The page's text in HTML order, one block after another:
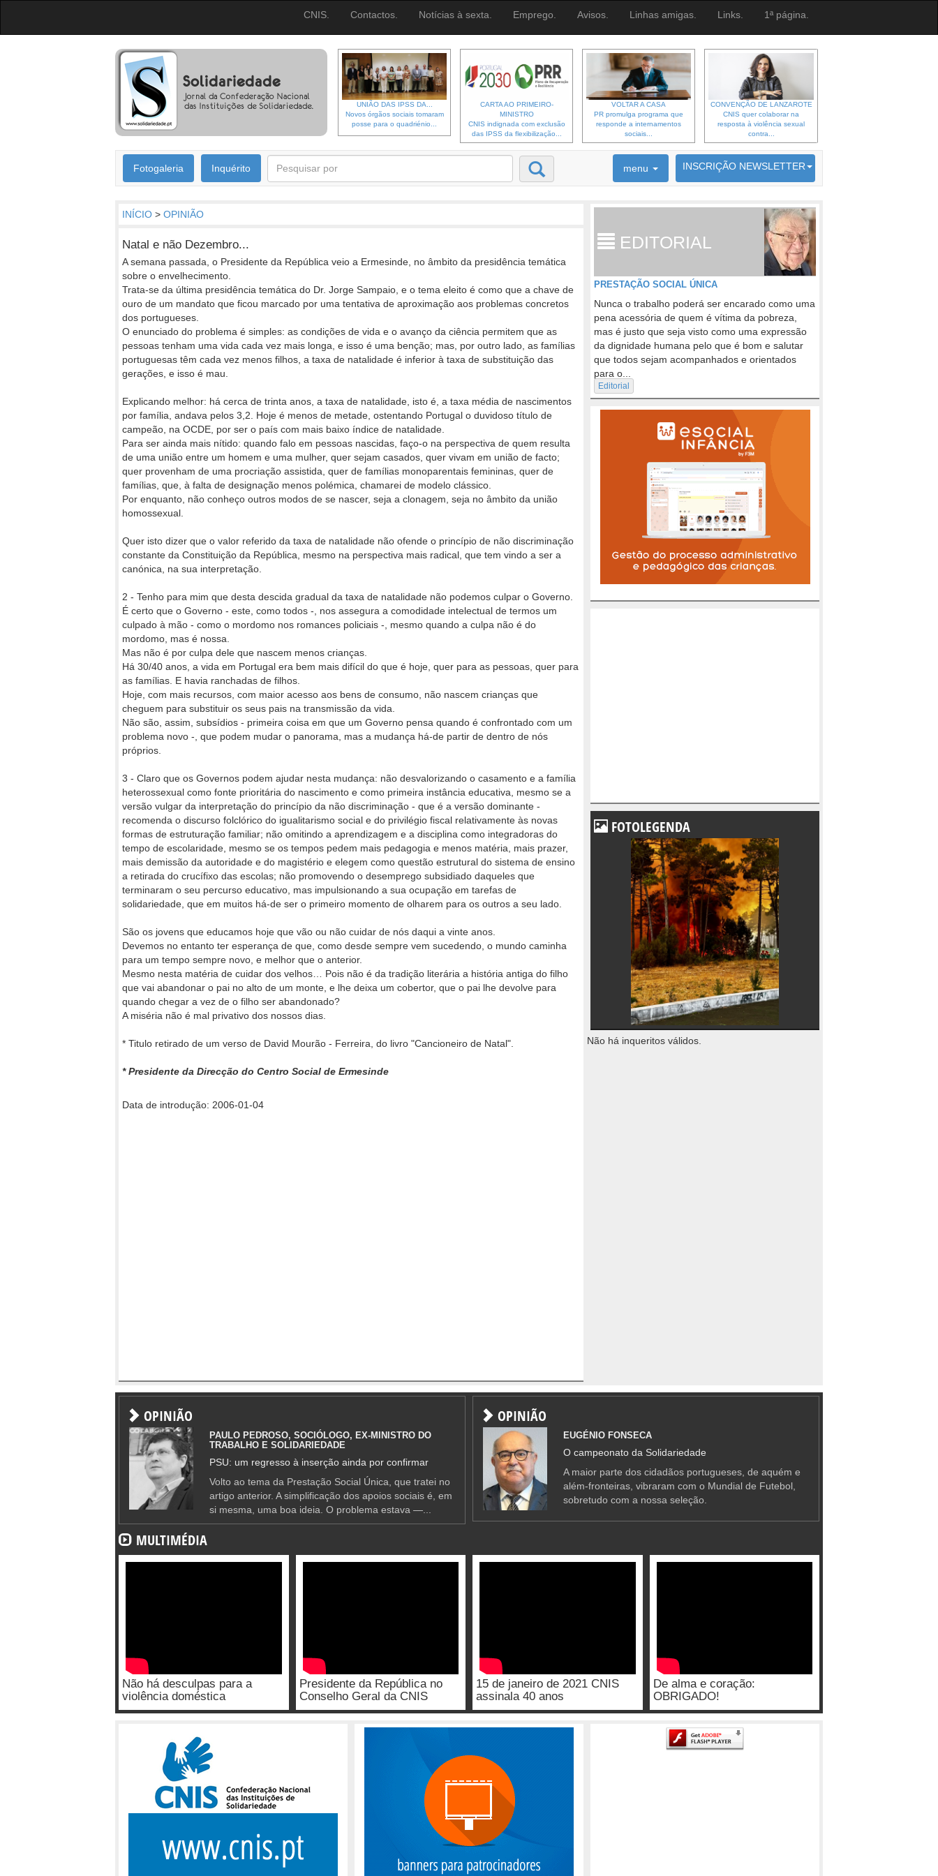
CNIS. Contactos. Notícias à sexta. Emprego. Avisos. Linhas amigas. Links. 1ª página.
UNIÃO DAS IPSS DA...
Novos órgãos sociais tomaram
posse para o quadriénio...
CARTA AO PRIMEIRO-
MINISTRO
CNIS indignada com exclusão
das IPSS da flexibilização...
VOLTAR A CASA
PR promulga programa que
responde a internamentos
sociais...
CONVENÇÃO DE LANZAROTE
CNIS quer colaborar na
resposta à violência sexual
contra...
Fotogaleria Inquérito menu INSCRIÇÃO NEWSLETTER
6692 membros inscritos
INÍCIO > OPINIÃO
Natal e não Dezembro...
A semana passada, o Presidente da República veio a Ermesinde, no âmbito da presidência temática
sobre o envelhecimento.
Trata-se da última presidência temática do Dr. Jorge Sampaio, e o tema eleito é como que a chave de
ouro de um mandato que ficou marcado por uma tentativa de aproximação aos problemas concretos
dos portugueses.
O enunciado do problema é simples: as condições de vida e o avanço da ciência permitem que as
pessoas tenham uma vida cada vez mais longa, e isso é uma benção; mas, por outro lado, as famílias
portuguesas têm cada vez menos filhos, a taxa de natalidade é inferior à taxa de substituição das
gerações, e isso é mau.
Explicando melhor: há cerca de trinta anos, a taxa de natalidade, isto é, a taxa média de nascimentos
por família, andava pelos 3,2. Hoje é menos de metade, ostentando Portugal o duvidoso título de
campeão, na OCDE, por ser o país com mais baixo índice de natalidade.
Para ser ainda mais nítido: quando falo em pessoas nascidas, faço-o na perspectiva de quem resulta
de uma união entre um homem e uma mulher, quer sejam casados, quer vivam em união de facto;
quer provenham de uma procriação assistida, quer de famílias monoparentais femininas, quer de
famílias, que, à falta de designação menos polémica, chamarei de modelo clássico.
Por enquanto, não conheço outros modos de se nascer, seja a clonagem, seja no âmbito da união
homossexual.
Quer isto dizer que o valor referido da taxa de natalidade não ofende o princípio de não discriminação
constante da Constituição da República, mesmo na perspectiva mais radical, que tem vindo a ser a
canónica, na sua interpretação.
2 - Tenho para mim que desta descida gradual da taxa de natalidade não podemos culpar o Governo.
É certo que o Governo - este, como todos -, nos assegura a comodidade intelectual de termos um
culpado à mão - como o mordomo nos romances policiais -, mesmo quando a culpa não é do
mordomo, mas é nossa.
Mas não é por culpa dele que nascem menos crianças.
Há 30/40 anos, a vida em Portugal era bem mais difícil do que é hoje, quer para as pessoas, quer para
as famílias. E havia ranchadas de filhos.
Hoje, com mais recursos, com maior acesso aos bens de consumo, não nascem crianças que
cheguem para substituir os seus pais na transmissão da vida.
Não são, assim, subsídios - primeira coisa em que um Governo pensa quando é confrontado com um
problema novo -, que podem mudar o panorama, mas a mudança há-de partir de dentro de nós
próprios.
3 - Claro que os Governos podem ajudar nesta mudança: não desvalorizando o casamento e a família
heterossexual como fonte prioritária do nascimento e como primeira instância educativa, mesmo se a
versão vulgar da interpretação do princípio da não discriminação - que é a versão dominante -
recomenda o discurso folclórico do igualitarismo social e do privilégio fiscal relativamente às novas
formas de estruturação familiar; não omitindo a aprendizagem e a disciplina como integradoras do
tempo de escolaridade, mesmo se os tempos pedem mais pedagogia e menos matéria, mais prazer,
mais demissão da autoridade e do magistério e elegem como questão estrutural do sistema de ensino
a retirada do crucífixo das escolas; não promovendo o desemprego subsidiado daqueles que
terminaram o seu percurso educativo, mas impulsionando a sua ocupação em tarefas de
solidariedade, que em muitos há-de ser o primeiro momento de olharem para os outros a seu lado.
São os jovens que educamos hoje que vão ou não cuidar de nós daqui a vinte anos.
Devemos no entanto ter esperança de que, como desde sempre vem sucedendo, o mundo caminha
para um tempo sempre novo, e melhor que o anterior.
Mesmo nesta matéria de cuidar dos velhos… Pois não é da tradição literária a história antiga do filho
que vai abandonar o pai no alto de um monte, e lhe deixa um cobertor, que o pai lhe devolve para
quando chegar a vez de o filho ser abandonado?
A miséria não é mal privativo dos nossos dias.
* Titulo retirado de um verso de David Mourão - Ferreira, do livro "Cancioneiro de Natal".
* Presidente da Direcção do Centro Social de Ermesinde
Data de introdução: 2006-01-04
EDITORIAL
PRESTAÇÃO SOCIAL ÚNICA
Nunca o trabalho poderá ser encarado como uma
pena acessória de quem é vítima da pobreza,
mas é justo que seja visto como uma expressão
da dignidade humana pelo que é bom e salutar
que todos sejam acompanhados e orientados
para o...
Editorial
FOTOLEGENDA
Não há inqueritos válidos.
OPINIÃO
PAULO PEDROSO, SOCIÓLOGO, EX-MINISTRO DO
TRABALHO E SOLIDARIEDADE
PSU: um regresso à inserção ainda por confirmar
Volto ao tema da Prestação Social Única, que tratei no
artigo anterior. A simplificação dos apoios sociais é, em
si mesma, uma boa ideia. O problema estava —...
OPINIÃO
EUGÉNIO FONSECA
O campeonato da Solidariedade
A maior parte dos cidadãos portugueses, de aquém e
além-fronteiras, vibraram com o Mundial de Futebol,
sobretudo com a nossa seleção.
MULTIMÉDIA
Não há desculpas para a
violência doméstica
Presidente da República no
Conselho Geral da CNIS
15 de janeiro de 2021 CNIS
assinala 40 anos
De alma e coração:
OBRIGADO!